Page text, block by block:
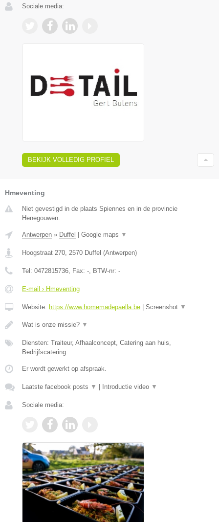
Sociale media:
BEKIJK VOLLEDIG PROFIEL
Hmeventing
Niet gevestigd in de plaats Spiennes en in de provincie
Henegouwen.
Antwerpen » Duffel Google maps ▼
Hoogstraat 270, 2570 Duffel (Antwerpen)
Tel: 0472815736, Fax: -, BTW-nr: -
E-mail › Hmeventing
Website: https://www.homemadepaella.be Screenshot ▼
Wat is onze missie? ▼
Diensten: Traiteur, Afhaalconcept, Catering aan huis,
Bedrijfscatering
Er wordt gewerkt op afspraak.
Laatste facebook posts ▼ Introductie video ▼
Sociale media: